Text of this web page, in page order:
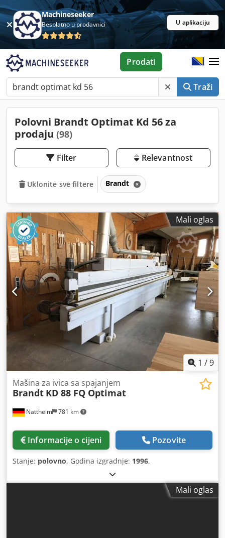
Machineseeker
Besplatno u prodavnici U aplikaciju
Traži
Prodati
Polovni Brandt Optimat Kd 56 za
prodaju (98)
Filter Relevantnost
Uklonite sve filtere Brandt
Mali oglas
1 /9
Nattheim 781 km
Mašina za ivica sa spajanjem
Brandt KD 88 FQ Optimat
Informacije o cijeni Pozovite
Stanje: polovno, Godina izgradnje: 1996,
Mali oglas